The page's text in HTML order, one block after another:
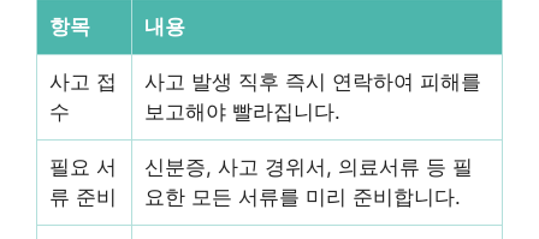
항목 내용
사고 접
수
사고 발생 직후 즉시 연락하여 피해를
보고해야 빨라집니다.
필요 서
류 준비
신분증, 사고 경위서, 의료서류 등 필
요한 모든 서류를 미리 준비합니다.